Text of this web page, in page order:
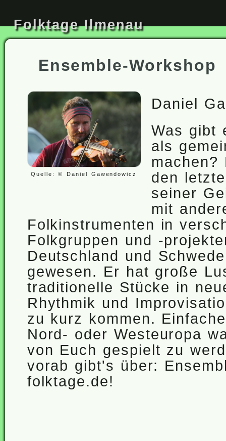
Folktage Ilmenau
Ensemble-Workshop
Quelle: © Daniel Gawendowicz
Daniel
Was gibt
als
den
seiner
mit
Folkinstrumenten in
Folkgruppen und -
Deutschland und
gewesen. Er hat große
traditionelle Stücke in
Rhythmik und
zu kurz kommen.
Nord- oder Westeuropa
von Euch gespielt zu
vorab gibt's über:
folktage.de!